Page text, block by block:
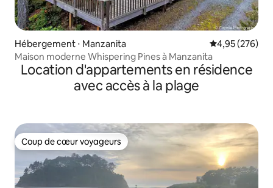
Hébergement ⋅ Manzanita Évaluation
4,95 (276)
Maison moderne Whispering Pines à Manzanita
Location d'appartements en résidence
avec accès à la plage
Coup de cœur voyageurs
Coup de cœur voyageurs